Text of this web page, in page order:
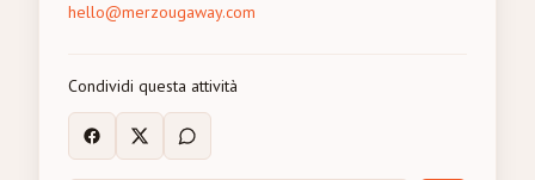
hello@merzougaway.com
Condividi questa attività